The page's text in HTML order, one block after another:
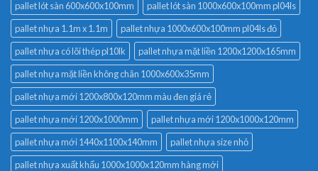
pallet lót sàn 600x600x100mm
pallet lót sàn 1000x600x100mm pl04ls
pallet nhựa 1.1m x 1.1m
pallet nhựa 1000x600x100mm pl04ls đỏ
pallet nhựa có lõi thép pl10lk
pallet nhựa mặt liền 1200x1200x165mm
pallet nhựa mặt liền không chân 1000x600x35mm
pallet nhựa mới 1200x800x120mm màu đen giá rẻ
pallet nhựa mới 1200x1000mm
pallet nhựa mới 1200x1000x120mm
pallet nhựa mới 1440x1100x140mm
pallet nhựa size nhỏ
pallet nhựa xuất khẩu 1000x1000x120mm hàng mới